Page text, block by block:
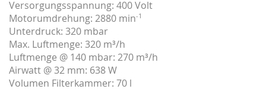
Versorgungsspannung: 400 Volt
Motorumdrehung: 2880 min-1
Unterdruck: 320 mbar
Max. Luftmenge: 320 m³/h
Luftmenge @ 140 mbar: 270 m³/h
Airwatt @ 32 mm: 638 W
Volumen Filterkammer: 70 l